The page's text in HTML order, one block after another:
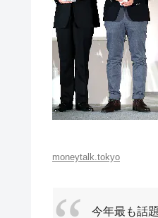
moneytalk.tokyo
今年最も話